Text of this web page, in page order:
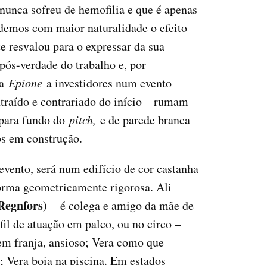
sofreu de hemofilia e que é apenas
com maior naturalidade o efeito
para o expressar da sua
verdade do trabalho e, por
Epione a investidores num evento
e contrariado do início – rumam
fundo do pitch, e de parede branca
em construção.
será num edifício de cor castanha
geometricamente rigorosa. Ali
– é colega e amigo da mãe de
de atuação em palco, ou no circo –
franja, ansioso; Vera como que
Vera boia na piscina. Em estados